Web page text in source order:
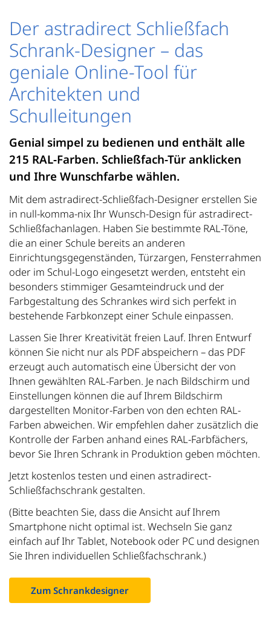
Der astradirect Schließfach
Schrank-Designer – das
geniale Online-Tool für
Architekten und
Schulleitungen
Genial simpel zu bedienen und enthält alle
215 RAL-Farben. Schließfach-Tür anklicken
und Ihre Wunschfarbe wählen.
Mit dem astradirect-Schließfach-Designer erstellen Sie
in null-komma-nix Ihr Wunsch-Design für astradirect-
Schließfachanlagen. Haben Sie bestimmte RAL-Töne,
die an einer Schule bereits an anderen
Einrichtungsgegenständen, Türzargen, Fensterrahmen
oder im Schul-Logo eingesetzt werden, entsteht ein
besonders stimmiger Gesamteindruck und der
Farbgestaltung des Schrankes wird sich perfekt in
bestehende Farbkonzept einer Schule einpassen.
Lassen Sie Ihrer Kreativität freien Lauf. Ihren Entwurf
können Sie nicht nur als PDF abspeichern – das PDF
erzeugt auch automatisch eine Übersicht der von
Ihnen gewählten RAL-Farben. Je nach Bildschirm und
Einstellungen können die auf Ihrem Bildschirm
dargestellten Monitor-Farben von den echten RAL-
Farben abweichen. Wir empfehlen daher zusätzlich die
Kontrolle der Farben anhand eines RAL-Farbfächers,
bevor Sie Ihren Schrank in Produktion geben möchten.
Jetzt kostenlos testen und einen astradirect-
Schließfachschrank gestalten.
(Bitte beachten Sie, dass die Ansicht auf Ihrem
Smartphone nicht optimal ist. Wechseln Sie ganz
einfach auf Ihr Tablet, Notebook oder PC und designen
Sie Ihren individuellen Schließfachschrank.)
Zum Schrankdesigner